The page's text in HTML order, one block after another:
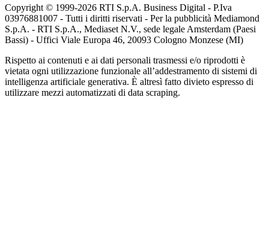
Copyright © 1999-2026 RTI S.p.A. Business Digital - P.Iva
03976881007 - Tutti i diritti riservati - Per la pubblicità Mediamond
S.p.A. - RTI S.p.A., Mediaset N.V., sede legale Amsterdam (Paesi
Bassi) - Uffici Viale Europa 46, 20093 Cologno Monzese (MI)
Rispetto ai contenuti e ai dati personali trasmessi e/o riprodotti è
vietata ogni utilizzazione funzionale all’addestramento di sistemi di
intelligenza artificiale generativa. È altresì fatto divieto espresso di
utilizzare mezzi automatizzati di data scraping.